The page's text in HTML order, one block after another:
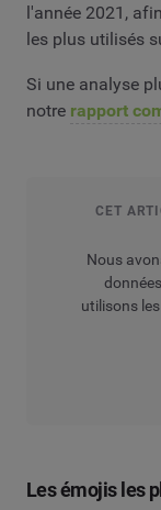
l'année 2021,
les plus utilisés
Si une analyse
notre rapport
CET
Nous
utilisons
Les émojis les